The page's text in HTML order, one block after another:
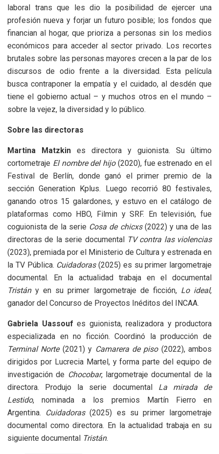
laboral trans que les dio la posibilidad de ejercer una
profesión nueva y forjar un futuro posible; los fondos que
financian al hogar, que prioriza a personas sin los medios
económicos para acceder al sector privado. Los recortes
brutales sobre las personas mayores crecen a la par de los
discursos de odio frente a la diversidad. Esta película
busca contraponer la empatía y el cuidado, al desdén que
tiene el gobierno actual – y muchos otros en el mundo –
sobre la vejez, la diversidad y lo público.
Sobre las directoras
Martina Matzkin es directora y guionista. Su último
cortometraje El nombre del hijo(2020), fue estrenado en el
Festival de Berlín, donde ganó el primer premio de la
sección Generation Kplus. Luego recorrió 80 festivales,
ganando otros 15 galardones, y estuvo en el catálogo de
plataformas como HBO, Filmin y SRF. En televisión, fue
coguionista de la serie Cosa de chicxs(2022) y una de las
directoras de la serie documental TV contra las violencias
(2023), premiada por el Ministerio de Cultura y estrenada en
la TV Pública. Cuidadoras(2025) es su primer largometraje
documental. En la actualidad trabaja en el documental
Tristány en su primer largometraje de ficción, Lo ideal,
ganador del Concurso de Proyectos Inéditos del INCAA.
Gabriela Uassouf es guionista, realizadora y productora
especializada en no ficción. Coordinó la producción de
Terminal Norte(2021) y Camarera de piso(2022), ambos
dirigidos por Lucrecia Martel, y forma parte del equipo de
investigación de Chocobar, largometraje documental de la
directora. Produjo la serie documental La mirada de
Lestido, nominada a los premios Martín Fierro en
Argentina. Cuidadoras(2025) es su primer largometraje
documental como directora. En la actualidad trabaja en su
siguiente documental Tristán.